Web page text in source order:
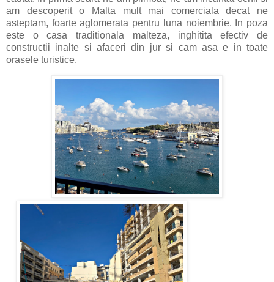
am descoperit o Malta mult mai comerciala decat ne
asteptam, foarte aglomerata pentru luna noiembrie. In poza
este o casa traditionala malteza, inghitita efectiv de
constructii inalte si afaceri din jur si cam asa e in toate
orasele turistice.